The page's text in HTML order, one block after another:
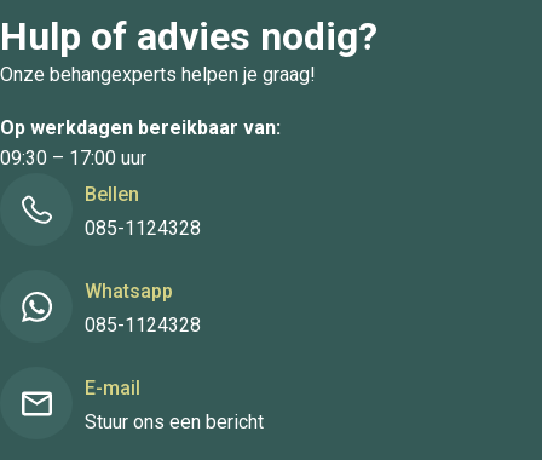
Hulp of advies nodig?
Onze behangexperts helpen je graag!
Op werkdagen bereikbaar van:
09:30 – 17:00 uur
Bellen
085-1124328
Whatsapp
085-1124328
E-mail
Stuur ons een bericht